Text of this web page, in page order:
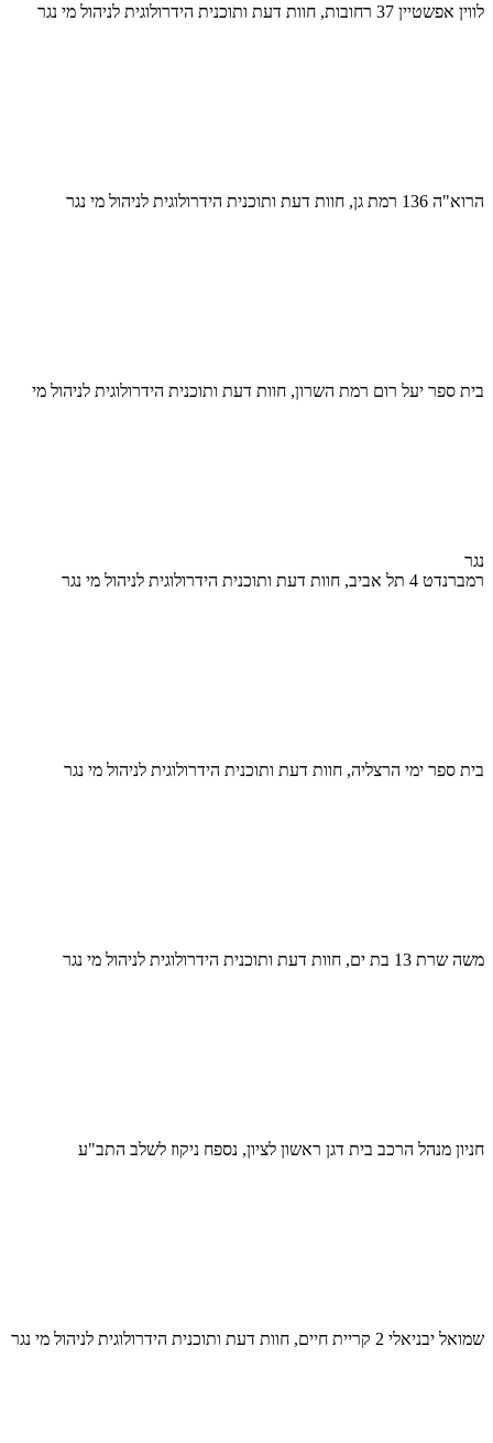
לווין אפשטיין 37 רחובות, חוות דעת ותוכנית הידרולוגית לניהול מי נגר
הרוא"ה 136 רמת גן, חוות דעת ותוכנית הידרולוגית לניהול מי נגר
בית ספר יעל רום רמת השרון, חוות דעת ותוכנית הידרולוגית לניהול מי
נגר
רמברנדט 4 תל אביב, חוות דעת ותוכנית הידרולוגית לניהול מי נגר
בית ספר ימי הרצליה, חוות דעת ותוכנית הידרולוגית לניהול מי נגר
משה שרת 13 בת ים, חוות דעת ותוכנית הידרולוגית לניהול מי נגר
חניון מנהל הרכב בית דגן ראשון לציון, נספח ניקוז לשלב התב"ע
שמואל יבניאלי 2 קריית חיים, חוות דעת ותוכנית הידרולוגית לניהול מי נגר